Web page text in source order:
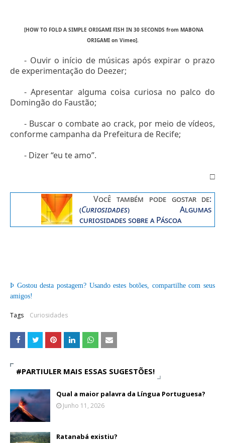
[HOW TO FOLD A SIMPLE ORIGAMI FISH IN 30 SECONDS from MABONA
ORIGAMI on Vimeo].
- Ouvir o início de músicas após expirar o prazo
de experimentação do Deezer;
- Apresentar alguma coisa curiosa no palco do
Domingão do Faustão;
- Buscar o combate ao crack, por meio de vídeos,
conforme campanha da Prefeitura de Recife;
- Dizer “eu te amo”.
□
Você também pode gostar de:
(Curiosidades)Algumas
curiosidades sobre a Páscoa
Þ Gostou desta postagem? Usando estes botões, compartilhe com seus
amigos!
Tags Curiosidades
#PARTIULER MAIS ESSAS SUGESTÕES!
Qual a maior palavra da Língua Portuguesa?
Junho 11, 2026
Ratanabá existiu?